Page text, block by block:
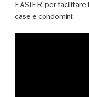
EASIER, per
case e condomini: